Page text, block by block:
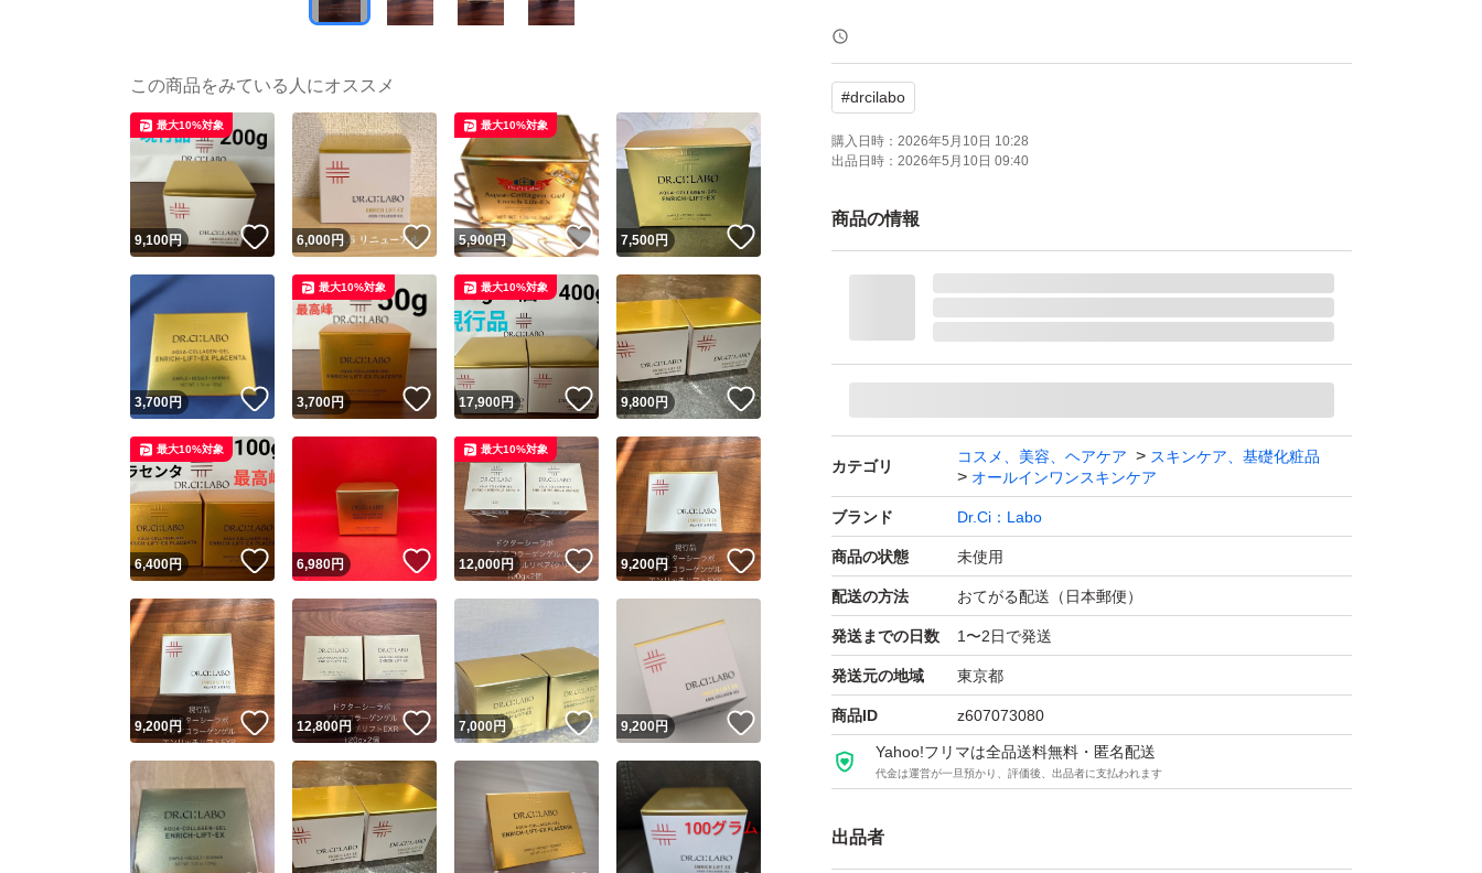
【表記・型番】
NET WT. 4.23 oz. [120g]
よろしくお願いいたします。
#drcilabo
購入日時： 2026年5月10日 10:28
出品日時： 2026年5月10日 09:40
商品の情報
カテゴリ
コスメ、美容、ヘアケア
スキンケア、基礎化粧品
オールインワンスキンケア
ブランド Dr.Ci：Labo
商品の状態 未使用
配送の方法 おてがる配送（日本郵便）
発送までの日数 1〜2日で発送
発送元の地域 東京都
商品ID z607073080
Yahoo!フリマは全品送料無料・匿名配送
代金は運営が一旦預かり、評価後、出品者に支払われます
出品者
この商品をみている人にオススメ
9,100円 いいね！
最大10%対象
6,000円 いいね！
5,900円 いいね！
最大10%対象
7,500円
3,700円 いいね！
3,700円 いいね！
最大10%対象
17,900円 いいね！
最大10%対象
9,800円 いいね！
6,400円 いいね！
最大10%対象
6,980円 いいね！
12,000円 いいね！
最大10%対象
9,200円 いいね！
9,200円 いいね！
12,800円 いいね！
7,000円 いいね！
9,200円